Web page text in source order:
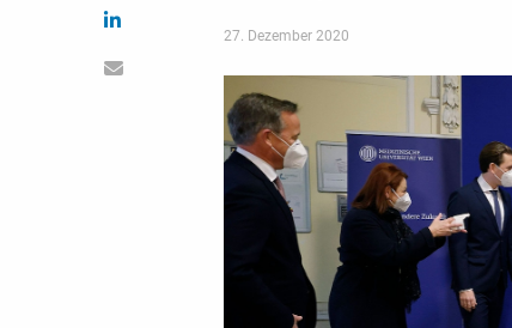
27. Dezember 2020